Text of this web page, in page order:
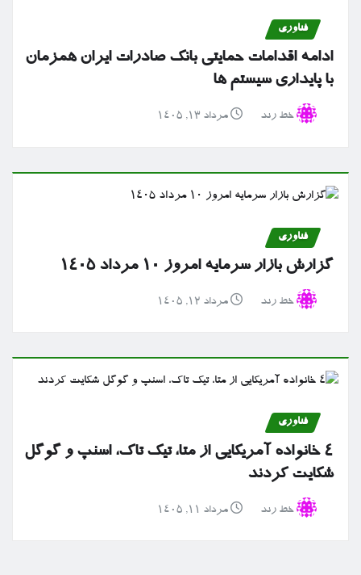
فناوری
ادامه اقدامات حمایتی بانک صادرات ایران همزمان
با پایداری سیستم ها
خط رند مرداد ۱۳, ۱۴۰۵
فناوری
گزارش بازار سرمایه امروز ۱۰ مرداد ۱۴۰۵
خط رند مرداد ۱۲, ۱۴۰۵
فناوری
۴ خانواده آمریکایی از متا، تیک تاک، اسنپ و گوگل
شکایت کردند
خط رند مرداد ۱۱, ۱۴۰۵